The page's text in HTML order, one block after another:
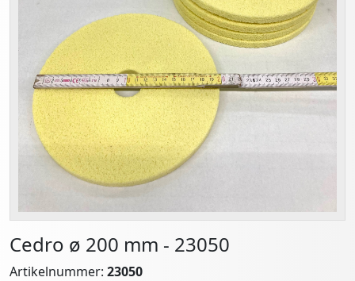
Cedro ø 200 mm - 23050
Artikelnummer: 23050